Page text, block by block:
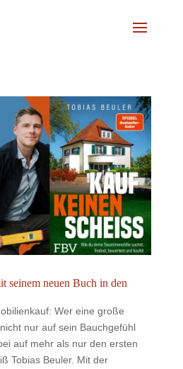
seinem neuen Buch in den
Wer eine große
nur auf sein Bauchgefühl
auf mehr als nur den ersten
Tobias Beuler. Mit der